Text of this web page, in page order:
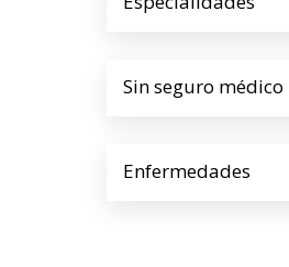
Sin seguro médico
Enfermedades